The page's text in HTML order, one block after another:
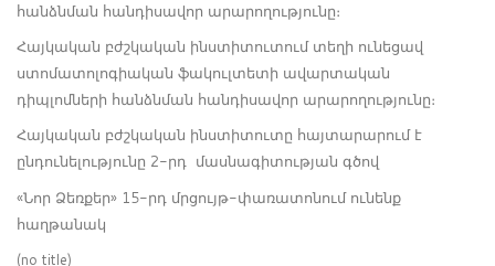
հանձնման հանդիսավոր արարողությունը։
Հայկական բժշկական ինստիտուտում տեղի ունեցավ
ստոմատոլոգիական ֆակուլտետի ավարտական
դիպլոմների հանձնման հանդիսավոր արարողությունը։
Հայկական բժշկական ինստիտուտը հայտարարում է
ընդունելությունը 2-րդ մասնագիտության գծով
«Նոր Ձեռքեր» 15-րդ մրցույթ-փառատոնում ունենք
հաղթանակ
(no title)